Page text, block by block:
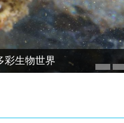
彩生物世界